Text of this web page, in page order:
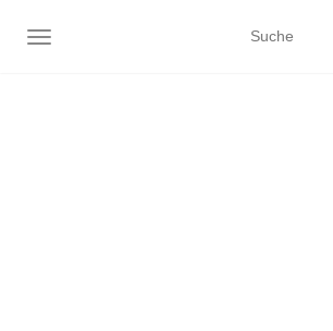
NAVIGATION EIN-/AUSSCHALTEN